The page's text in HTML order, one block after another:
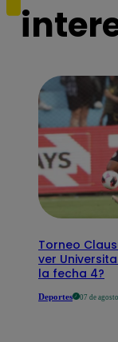
Torneo
ver
la fecha 4?
Deportes 07 de